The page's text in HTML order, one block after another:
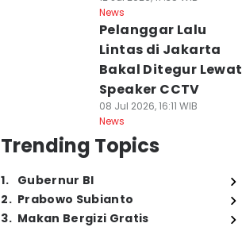
News
Pelanggar Lalu
Lintas di Jakarta
Bakal Ditegur Lewat
Speaker CCTV
08 Jul 2026, 16:11 WIB
News
Trending Topics
1. Gubernur BI
2. Prabowo Subianto
3. Makan Bergizi Gratis